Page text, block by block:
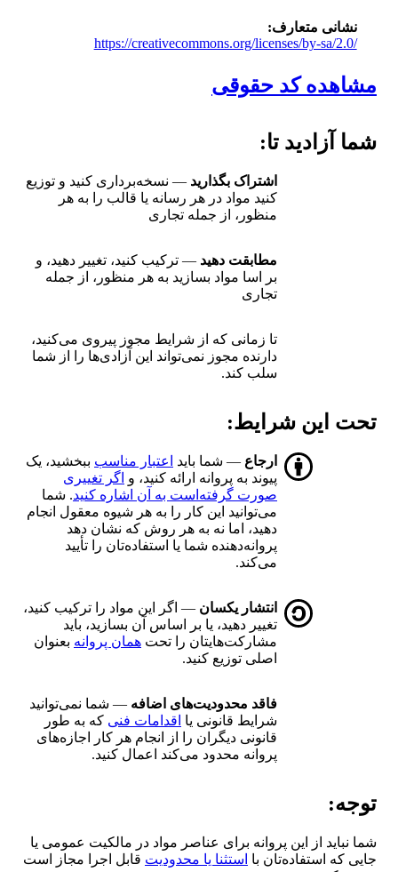
نشانی متعارف
https://creativecommons.org/licenses/by-sa/2.0/
مشاهده کد حقوقی
شما آزادید تا:
اشتراک بگذارید — نسخه‌برداری کنید و توزیع
کنید مواد در هر رسانه یا قالب را به هر
منظور، از جمله تجاری
مطابقت دهید — ترکیب کنید، تغییر دهید، و
بر اسا مواد بسازید به هر منظور، از جمله
تجاری
تا زمانی که از شرایط مجوز پیروی می‌کنید،
دارنده مجوز نمی‌تواند این آزادی‌ها را از شما
سلب کند.
تحت این شرایط:
ارجاع — شما باید اعتبار مناسب ببخشید، یک
پیوند به پروانه ارائه کنید، و اگر تغییری
صورت گرفته‌است به آن اشاره کنید. شما
می‌توانید این کار را به هر شیوه معقول انجام
دهید، اما نه به هر روش که نشان دهد
پروانه‌دهنده شما یا استفاده‌تان را تأیید
می‌کند.
انتشار یکسان — اگر این مواد را ترکیب کنید،
تغییر دهید، یا بر اساس آن بسازید، باید
مشارکت‌هایتان را تحت همان پروانه بعنوان
اصلی توزیع کنید.
فاقد محدودیت‌های اضافه — شما نمی‌توانید
شرایط قانونی یا اقدامات فنی که به طور
قانونی دیگران را از انجام هر کار اجازه‌های
پروانه محدود می‌کند اعمال کنید.
توجه:
شما نباید از این پروانه برای عناصر مواد در مالکیت عمومی یا
جایی که استفاده‌تان با استثنا یا محدودیت قابل اجرا مجاز است